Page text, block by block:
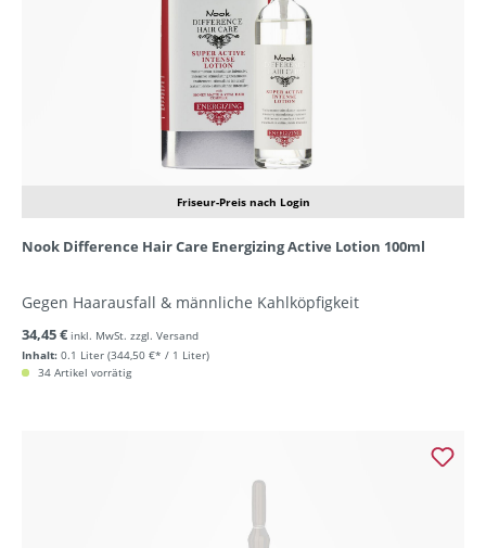
Friseur-Preis nach Login
Nook Difference Hair Care Energizing Active Lotion 100ml
Gegen Haarausfall & männliche Kahlköpfigkeit
Inhalt: 0.1 Liter (344,50 €* / 1 Liter)
34,45 € inkl. MwSt. zzgl. Versand
34 Artikel vorrätig